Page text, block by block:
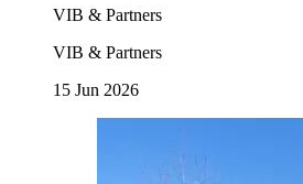
VIB & Partners
VIB & Partners
15 Jun 2026